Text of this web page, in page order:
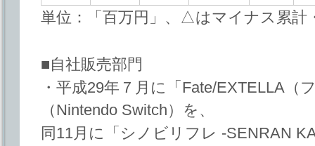
単位：「百万円」、△はマイナス累計
■自社販売部門
・平成29年７月に「Fate/EXTELLA（
（Nintendo Switch）を、
同11月に「シノビリフレ -SENRAN